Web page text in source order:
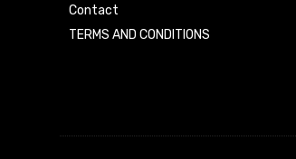
Contact
TERMS AND CONDITIONS